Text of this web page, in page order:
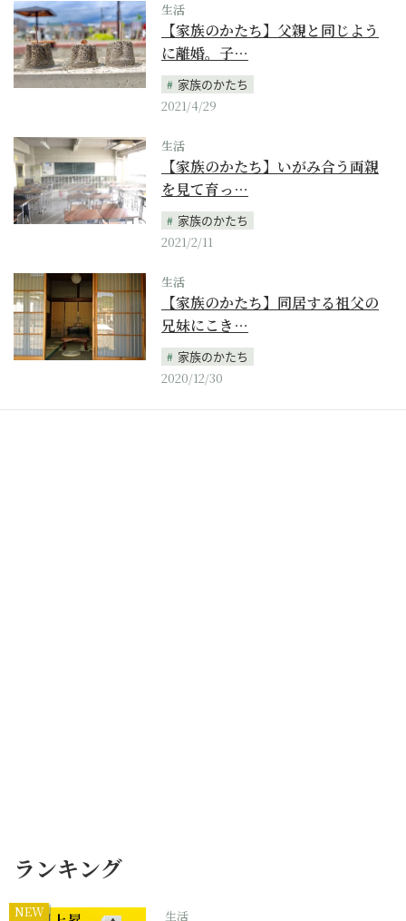
生活
【家族のかたち】父親と同じよう
に離婚。子…
家族のかたち
2021/4/29
生活
【家族のかたち】いがみ合う両親
を見て育っ…
家族のかたち
2021/2/11
生活
【家族のかたち】同居する祖父の
兄妹にこき…
家族のかたち
2020/12/30
ランキング
NEW 生活